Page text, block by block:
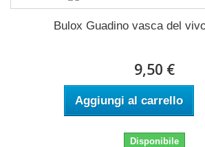
Bulox Guadino vasca del
9,50 €
Aggiungi al carrello
Disponibile